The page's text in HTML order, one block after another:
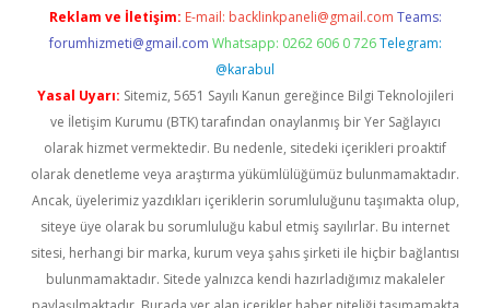
Reklam ve İletişim: E-mail: backlinkpaneli@gmail.com Teams:
forumhizmeti@gmail.com Whatsapp: 0262 606 0 726 Telegram:
@karabul
Yasal Uyarı: Sitemiz, 5651 Sayılı Kanun gereğince Bilgi Teknolojileri
ve İletişim Kurumu (BTK) tarafından onaylanmış bir Yer Sağlayıcı
olarak hizmet vermektedir. Bu nedenle, sitedeki içerikleri proaktif
olarak denetleme veya araştırma yükümlülüğümüz bulunmamaktadır.
Ancak, üyelerimiz yazdıkları içeriklerin sorumluluğunu taşımakta olup,
siteye üye olarak bu sorumluluğu kabul etmiş sayılırlar. Bu internet
sitesi, herhangi bir marka, kurum veya şahıs şirketi ile hiçbir bağlantısı
bulunmamaktadır. Sitede yalnızca kendi hazırladığımız makaleler